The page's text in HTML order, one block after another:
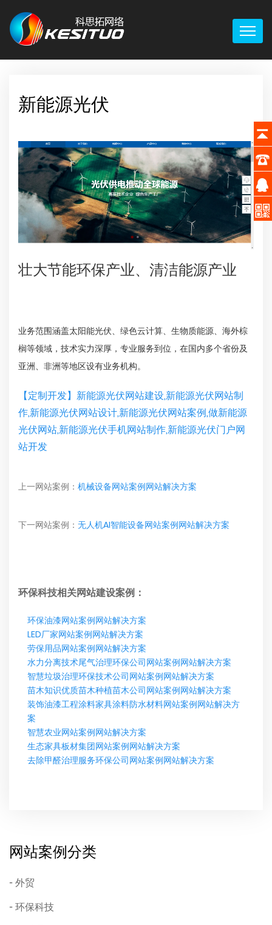
新能源光伏
壮大节能环保产业、清洁能源产业
业务范围涵盖太阳能光伏、绿色云计算、生物质能源、海外棕
榈等领域，技术实力深厚，专业服务到位，在国内多个省份及
亚洲、非洲等地区设有业务机构。
【定制开发】新能源光伏网站建设,新能源光伏网站制
作,新能源光伏网站设计,新能源光伏网站案例,做新能源
光伏网站,新能源光伏手机网站制作,新能源光伏门户网
站开发
上一网站案例： 机械设备网站案例网站解决方案
下一网站案例： 无人机AI智能设备网站案例网站解决方案
环保科技相关网站建设案例：
环保油漆网站案例网站解决方案
LED厂家网站案例网站解决方案
劳保用品网站案例网站解决方案
水力分离技术尾气治理环保公司网站案例网站解决方案
智慧垃圾治理环保技术公司网站案例网站解决方案
苗木知识优质苗木种植苗木公司网站案例网站解决方案
装饰油漆工程涂料家具涂料防水材料网站案例网站解决方
案
智慧农业网站案例网站解决方案
生态家具板材集团网站案例网站解决方案
去除甲醛治理服务环保公司网站案例网站解决方案
网站案例分类
外贸
环保科技